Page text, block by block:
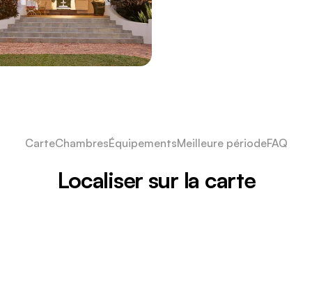
CarteChambresÉquipementsMeilleure périodeFAQ
Localiser sur la carte